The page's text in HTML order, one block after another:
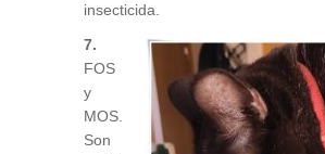
insecticida.
7.
FOS
y
MOS.
Son